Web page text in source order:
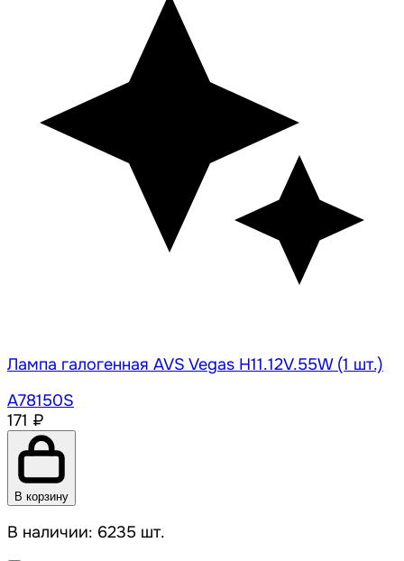
Лампа галогенная AVS Vegas H11.12V.55W (1 шт.)
A78150S
171 ₽
В корзину
В наличии: 6235 шт.